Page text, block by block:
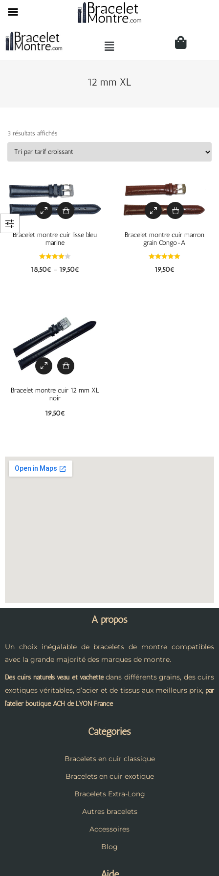
12 mm XL
3 résultats affichés
Bracelet montre cuir lisse bleu
marine
18,50€ – 19,50€
Bracelet montre cuir marron
grain Congo-A
19,50€
Bracelet montre cuir 12 mm XL
noir
19,50€
A propos
Un choix inégalable de bracelets de montre compatibles
avec la grande majorité des marques de montre.
Des cuirs naturels veau et vachettedans différents grains, des cuirs
exotiques véritables, d’acier et de tissus aux meilleurs prix, par
l’atelier boutique ACH de LYON France
Catégories
Bracelets en cuir classique
Bracelets en cuir exotique
Bracelets Extra-Long
Autres bracelets
Accessoires
Blog